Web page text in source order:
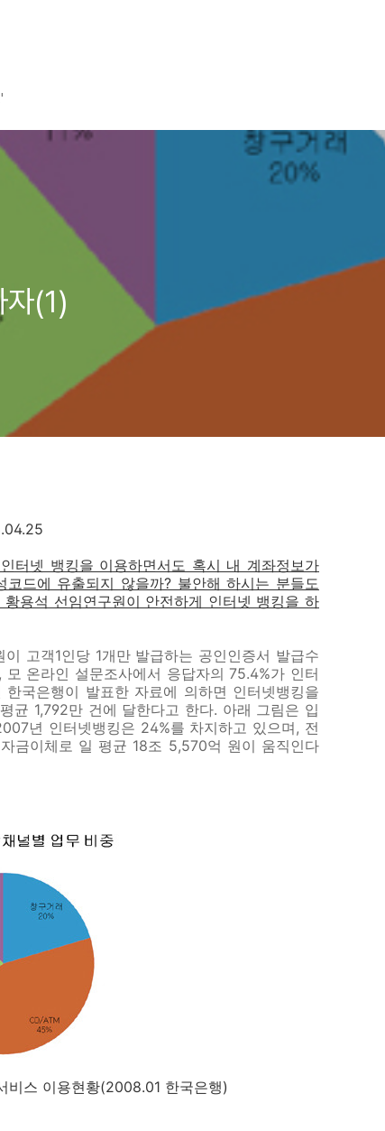
(1)
터넷 뱅킹을 이용하면서도 혹시 내 계좌정보가
드에 유출되지 않을까? 불안해 하시는 분들도
용석 선임연구원이 안전하게 인터넷 뱅킹을 하
고객1인당 1개만 발급하는 공인인증서 발급수
온라인 설문조사에서 응답자의 75.4%가 인터
국은행이 발표한 자료에 의하면 인터넷뱅킹을
균 1,792만 건에 달한다고 한다. 아래 그림은 입
년 인터넷뱅킹은 24%를 차지하고 있으며, 전
금이체로 일 평균 18조 5,570억 원이 움직인다
비스 이용현황(2008.01 한국은행)